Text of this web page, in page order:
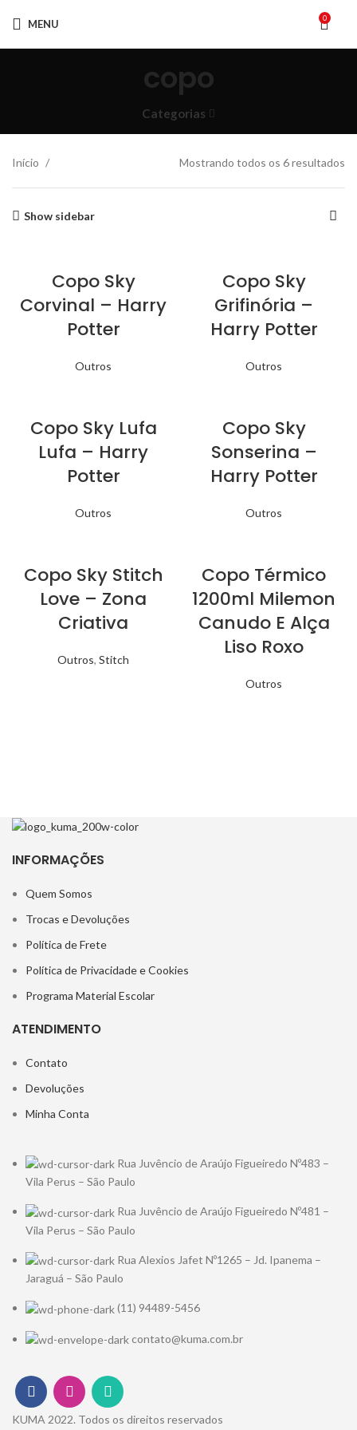
MENU 0
copo
Categorias
Início Mostrando todos os 6 resultados
Show sidebar
Copo Sky
Corvinal – Harry
Potter
Outros
Copo Sky
Grifinória –
Harry Potter
Outros
Copo Sky Lufa
Lufa – Harry
Potter
Outros
Copo Sky
Sonserina –
Harry Potter
Outros
Copo Sky Stitch
Love – Zona
Criativa
Outros, Stitch
Copo Térmico
1200ml Milemon
Canudo E Alça
Liso Roxo
Outros
INFORMAÇÕES
Quem Somos
Trocas e Devoluções
Política de Frete
Política de Privacidade e Cookies
Programa Material Escolar
ATENDIMENTO
Contato
Devoluções
Minha Conta
Rua Juvêncio de Araújo Figueiredo Nº483 –
Vila Perus – São Paulo
Rua Juvêncio de Araújo Figueiredo Nº481 –
Vila Perus – São Paulo
Rua Alexios Jafet Nº1265 – Jd. Ipanema –
Jaraguá – São Paulo
(11) 94489-5456
contato@kuma.com.br
KUMA 2022. Todos os direitos reservados